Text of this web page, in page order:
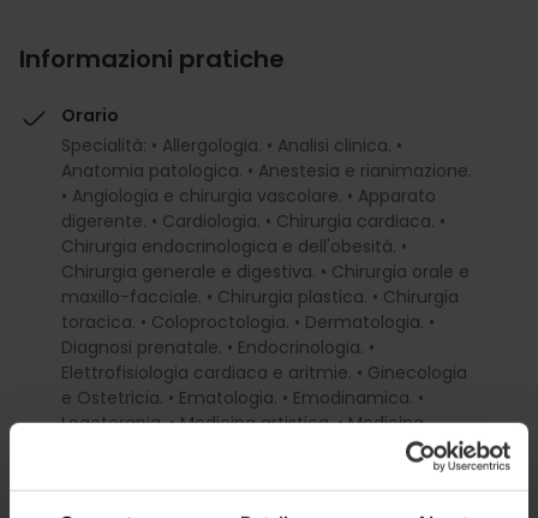
Informazioni pratiche
Orario
Specialità: • Allergologia. • Analisi clinica. •
Anatomia patologica. • Anestesia e rianimazione.
• Angiologia e chirurgia vascolare. • Apparato
digerente. • Cardiologia. • Chirurgia cardiaca. •
Chirurgia endocrinologica e dell'obesità. •
Chirurgia generale e digestiva. • Chirurgia orale e
maxillo-facciale. • Chirurgia plastica. • Chirurgia
toracica. • Coloproctologia. • Dermatologia. •
Diagnosi prenatale. • Endocrinologia. •
Elettrofisiologia cardiaca e aritmie. • Ginecologia
e Ostetricia. • Ematologia. • Emodinamica. •
Logoterapia. • Medicina artistica. • Medicina
sportiva. • Medicina estetica. • Medicina generale
e visite di controllo. • Medicina interna e malattie
infettive. • Medicina psicosomatica. • Nefrologia. •